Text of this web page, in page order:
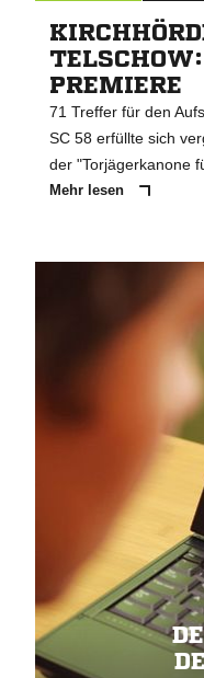
PREMIERE
71 Treffer für den
SC 58 erfüllte sich
der "Torjägerkanone
Mehr lesen